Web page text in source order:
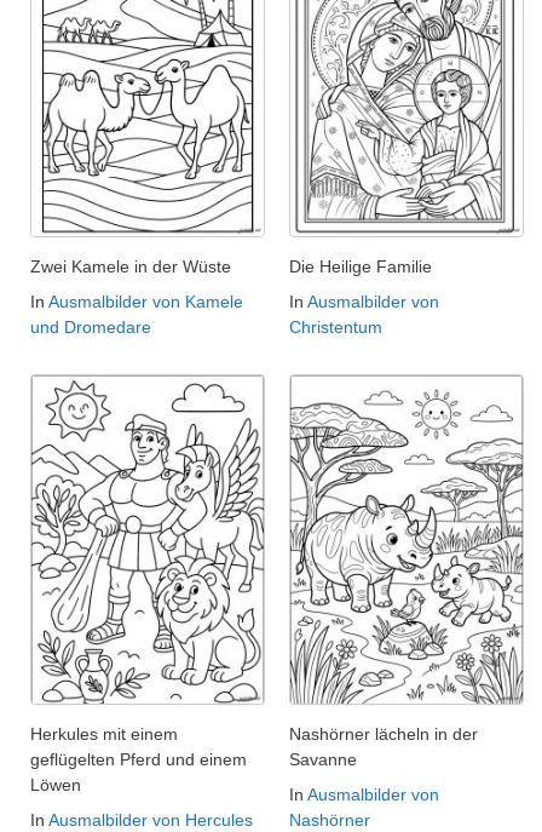
Zwei Kamele in der Wüste
In Ausmalbilder von Kamele
und Dromedare
Die Heilige Familie
In Ausmalbilder von
Christentum
Herkules mit einem
geflügelten Pferd und einem
Löwen
In Ausmalbilder von Hercules
Nashörner lächeln in der
Savanne
In Ausmalbilder von
Nashörner